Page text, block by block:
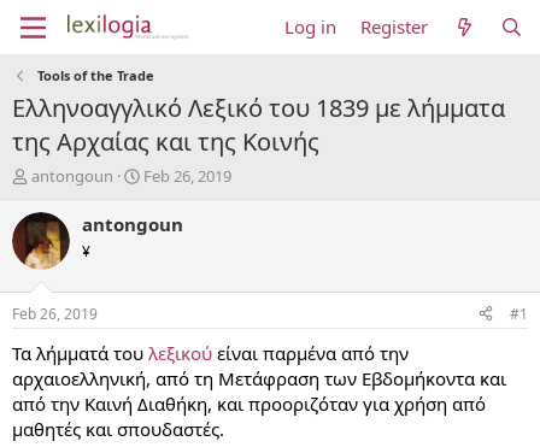
Log in Register
Tools of the Trade
Ελληνοαγγλικό Λεξικό του 1839 με λήμματα
της Αρχαίας και της Κοινής
T
r
e
a
d
t
a
t
e
r
antongoun
S
a
r
t
e
Feb 26, 2019
antongoun
¥
Feb 26, 2019 #1
Τα λήμματά του λεξικού είναι παρμένα από την
αρχαιοελληνική, από τη Μετάφραση των Εβδομήκοντα και
από την Καινή Διαθήκη, και προοριζόταν για χρήση από
μαθητές και σπουδαστές.